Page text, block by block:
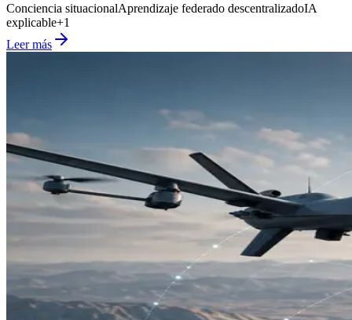
Conciencia situacionalAprendizaje federado descentralizadoIA
explicable+1
Leer más